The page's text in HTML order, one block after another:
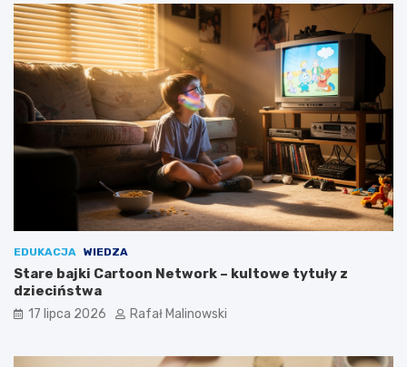
EDUKACJA WIEDZA
Stare bajki Cartoon Network – kultowe tytuły z
dzieciństwa
17 lipca 2026 Rafał Malinowski